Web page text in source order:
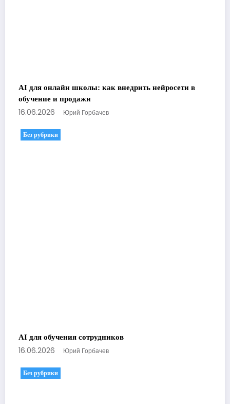
AI для онлайн школы: как внедрить нейросети в
обучение и продажи
16.06.2026 Юрий Горбачев
Без рубрики
AI для обучения сотрудников
16.06.2026 Юрий Горбачев
Без рубрики